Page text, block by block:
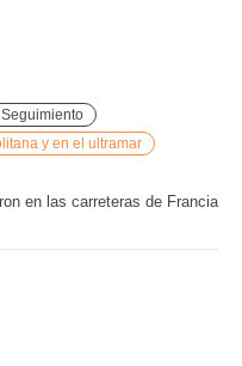
Seguimiento
y en el ultramar
en las carreteras de Francia